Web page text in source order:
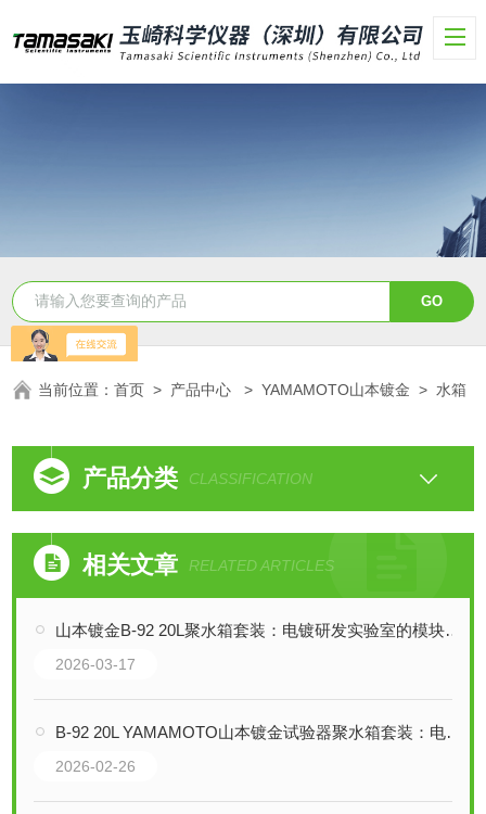
当前位置：首页 > 产品中心 >YAMAMOTO山本镀金 > 水箱
产品分类 CLASSIFICATION
相关文章 RELATED ARTICLES
山本镀金B-92 20L聚水箱套装：电镀研发实验室的模块化基础平台
2026-03-17
B-92 20L YAMAMOTO山本镀金试验器聚水箱套装：电镀实验的模块化平台
2026-02-26